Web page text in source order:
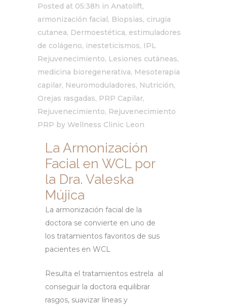
Posted at 05:38h in Anatolift,
armonización facial, Biopsias, cirugia
cutanea, Dermoestética, estimuladores
de colágeno, inesteticismos, IPL
Rejuvenecimiento, Lesiones cutáneas,
medicina bioregenerativa, Mesoterapia
capilar, Neuromoduladores, Nutrición,
Orejas rasgadas, PRP Capilar,
Rejuvenecimiento, Rejuvenecimiento
PRP by Wellness Clinic Leon
La Armonización
Facial en WCL por
la Dra. Valeska
Mújica
La armonización facial de la
doctora se convierte en uno de
los tratamientos favoritos de sus
pacientes en WCL
Resulta el tratamientos estrela al
conseguir la doctora equilibrar
rasgos, suavizar líneas y